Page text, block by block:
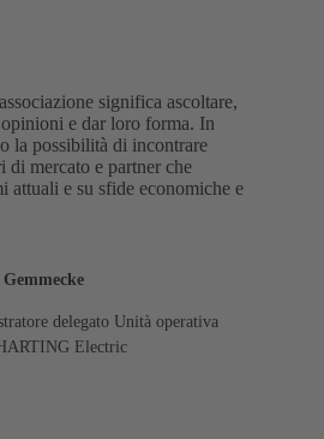
significa ascoltare,
e dar loro forma. In
la possibilità di incontrare
di mercato e partner che
attuali e su sfide economiche e
delegato Unità operativa
Electric